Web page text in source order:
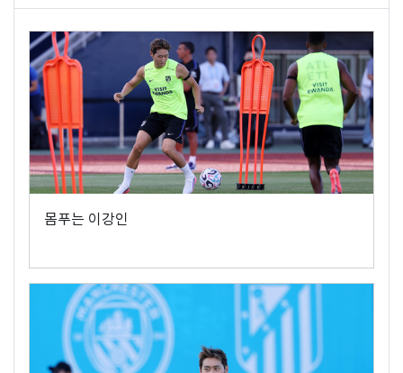
몸푸는 이강인